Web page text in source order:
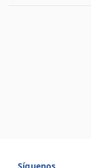
Síguenos